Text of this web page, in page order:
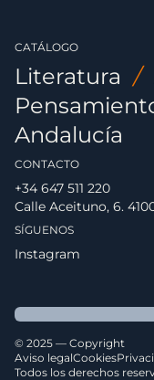
CATÁLOGO
Literatura /
Andalucía
CONTACTO
+34 647 511 220
Calle Aceituno, 6.
SÍGUENOS
Instagram
© 2025 — Copyright
Aviso legalCookies
Todos los derechos